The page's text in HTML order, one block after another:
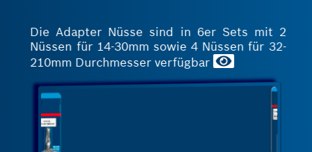
Die Adapter Nüsse sind in 6er Sets mit 2
Nüssen für 14-30mm sowie 4 Nüssen für 32-
210mm Durchmesser verfügbar